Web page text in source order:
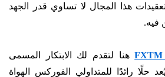
هذا المجال لا تساوي قدر الجهد
فيه.
هنا لتقدم لك الابتكار المسمى
حلًا رائدًا للمتداولي الفوركس الهواة